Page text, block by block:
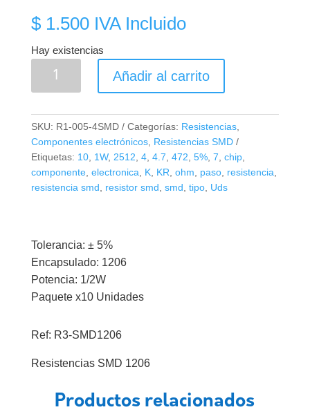
$1.500 IVA Incluido
Hay existencias
Resistencia
1/2W
(Paquete
x10)
(Elegir
Valor)
Añadir al carrito
SKU: R1-005-4SMD Categorías: Resistencias,
Componentes electrónicos, Resistencias SMD
Etiquetas: 10, 1W, 2512 4, 4.7 472 5%, 7 chip,
componente, electronica K, KR ohm paso, resistencia
resistencia smd
resistor smd smd tipo, Uds
Tolerancia: ± 5%
Encapsulado: 1206
Potencia: 1/2W
Paquete x10 Unidades
Ref: R3-SMD1206
Resistencias SMD 1206
Productos relacionados